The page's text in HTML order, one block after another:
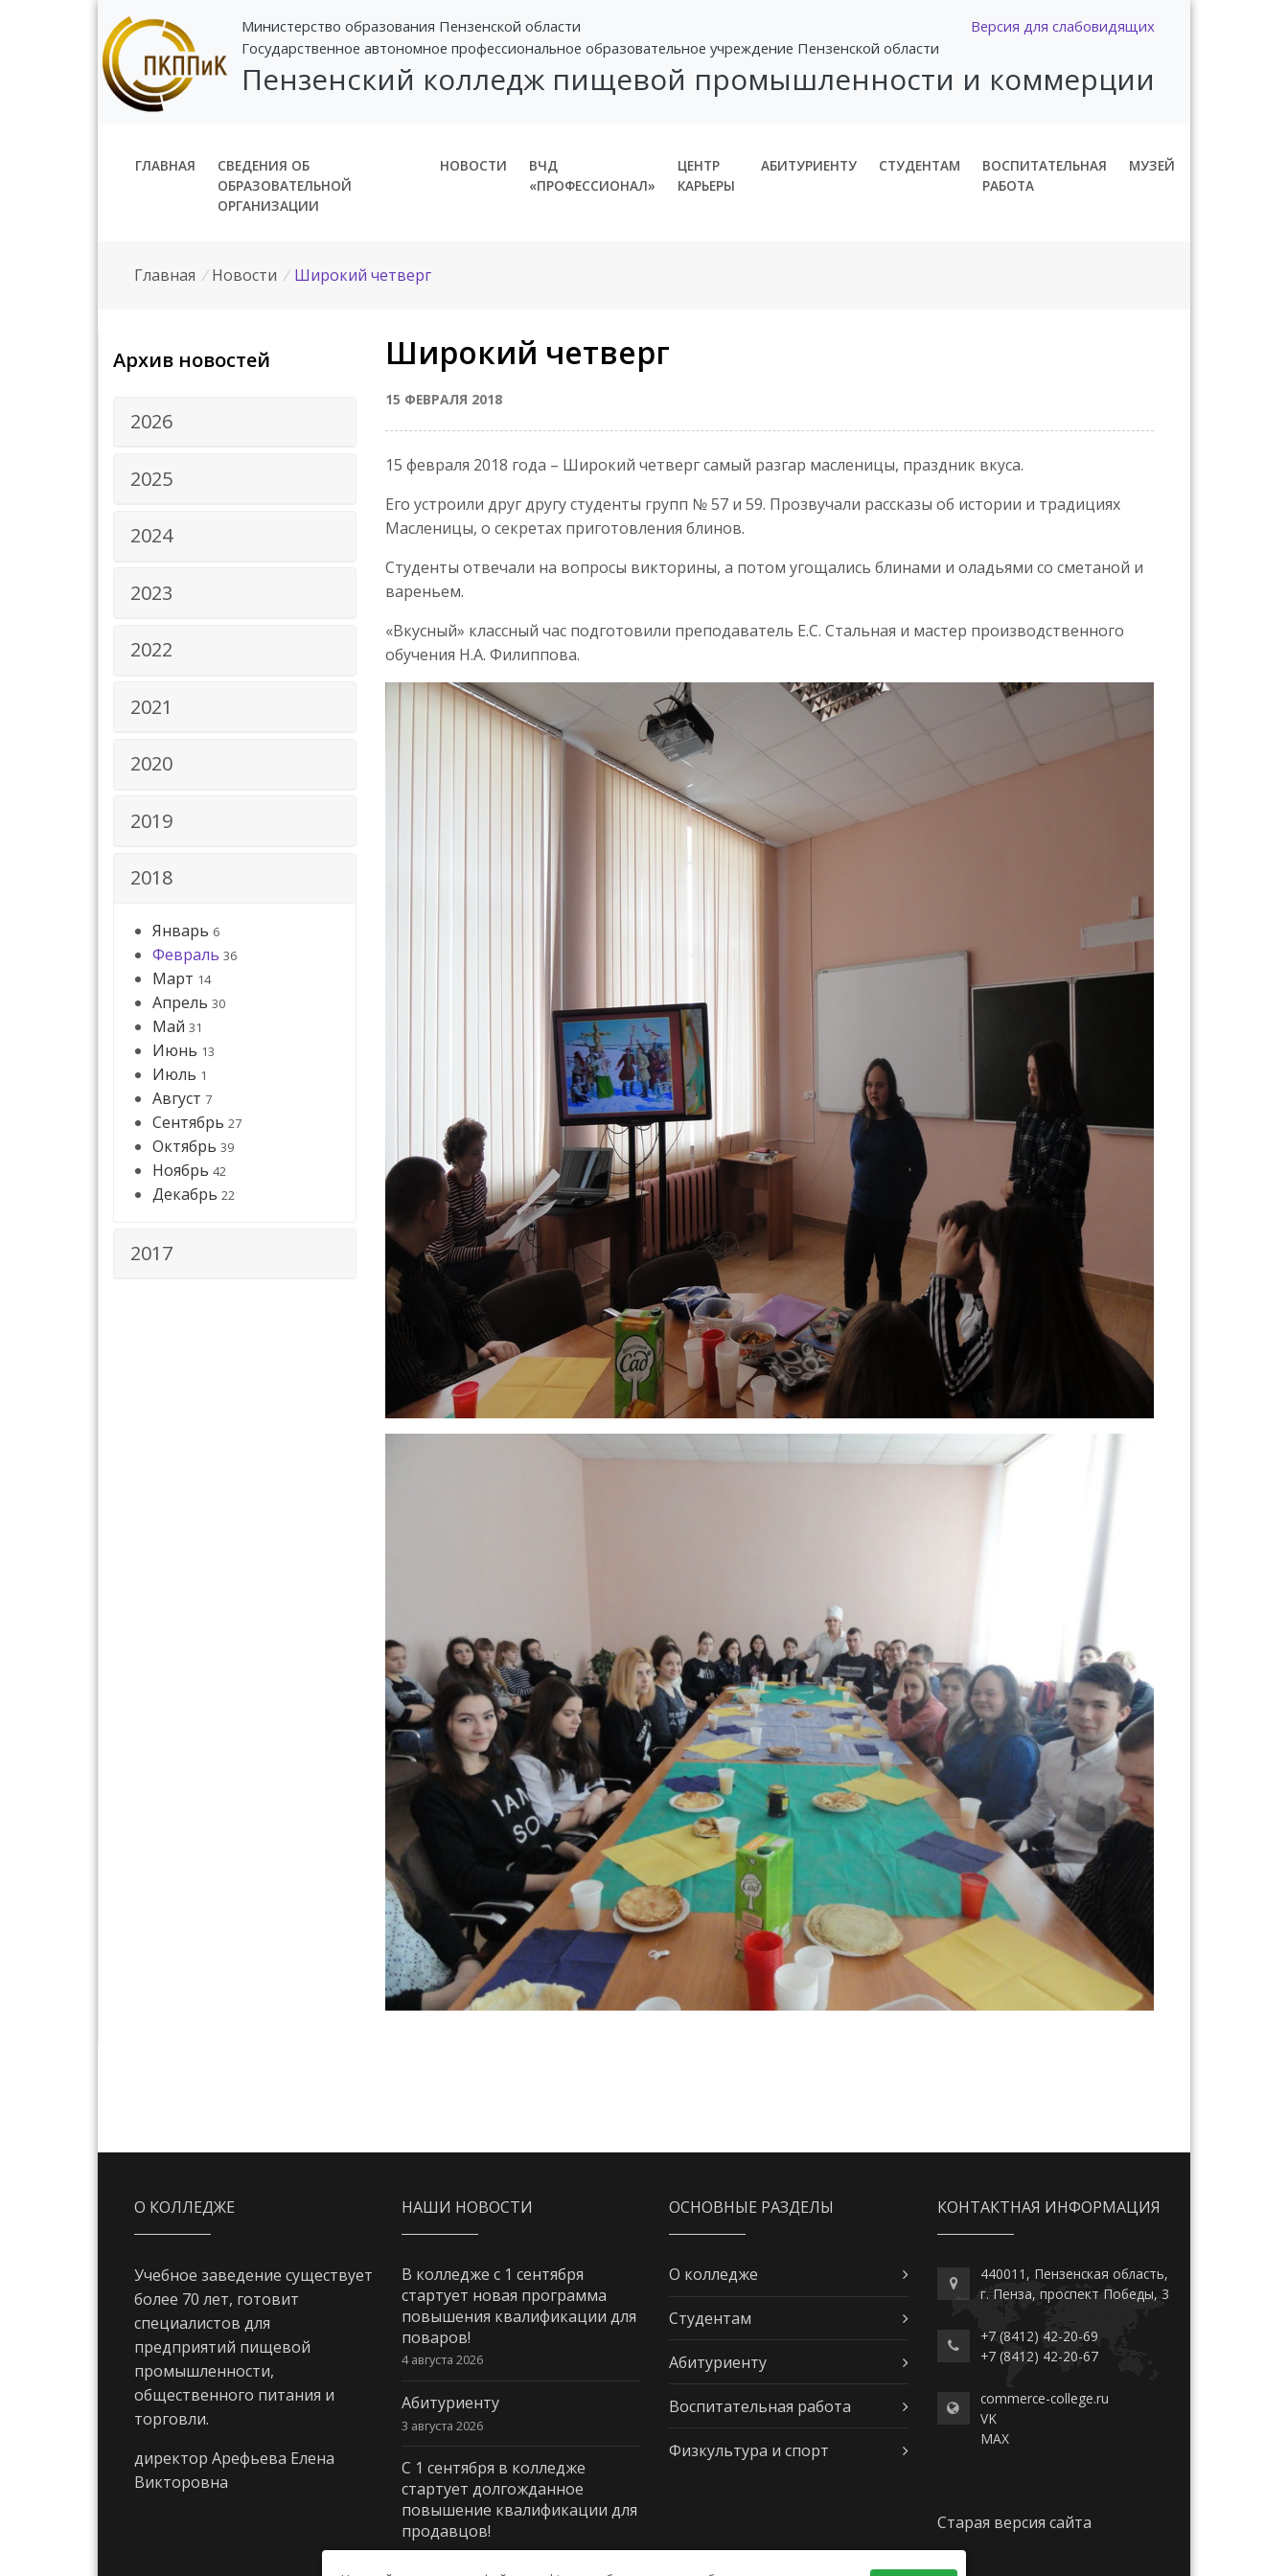
Версия для слабовидящих
Министерство образования Пензенской области
Государственное автономное профессиональное образовательное учреждение Пензенской области
Пензенский колледж пищевой промышленности и коммерции
ГЛАВНАЯ
СВЕДЕНИЯ ОБ
ОБРАЗОВАТЕЛЬНОЙ
ОРГАНИЗАЦИИ
НОВОСТИ
ВЧД
«ПРОФЕССИОНАЛ»
ЦЕНТР
КАРЬЕРЫ
АБИТУРИЕНТУ СТУДЕНТАМ
ВОСПИТАТЕЛЬНАЯ
РАБОТА
МУЗЕЙ
Главная / Новости / Широкий четверг
Архив новостей
2026
2025
2024
2023
2022
2021
2020
2019
2018
Январь 6
Февраль 36
Март 14
Апрель 30
Май 31
Июнь 13
Июль 1
Август 7
Сентябрь 27
Октябрь 39
Ноябрь 42
Декабрь 22
2017
Широкий четверг
15 ФЕВРАЛЯ 2018
15 февраля 2018 года – Широкий четверг самый разгар масленицы, праздник вкуса.
Его устроили друг другу студенты групп № 57 и 59. Прозвучали рассказы об истории и традициях
Масленицы, о секретах приготовления блинов.
Студенты отвечали на вопросы викторины, а потом угощались блинами и оладьями со сметаной и
вареньем.
«Вкусный» классный час подготовили преподаватель Е.С. Стальная и мастер производственного
обучения Н.А. Филиппова.
О КОЛЛЕДЖЕ
Учебное заведение существует
более 70 лет, готовит
специалистов для
предприятий пищевой
промышленности,
общественного питания и
торговли.
директор Арефьева Елена
Викторовна
НАШИ НОВОСТИ
В колледже с 1 сентября
стартует новая программа
повышения квалификации для
поваров!
4 августа 2026
Абитуриенту
3 августа 2026
С 1 сентября в колледже
стартует долгожданное
повышение квалификации для
продавцов!
3 августа 2026
ОСНОВНЫЕ РАЗДЕЛЫ
О колледже
Студентам
Абитуриенту
Воспитательная работа
Физкультура и спорт
КОНТАКТНАЯ ИНФОРМАЦИЯ
440011, Пензенская область,
г. Пенза, проспект Победы, 3
+7 (8412) 42-20-69
+7 (8412) 42-20-67
commerce-college.ru
VK
MAX
Старая версия сайта